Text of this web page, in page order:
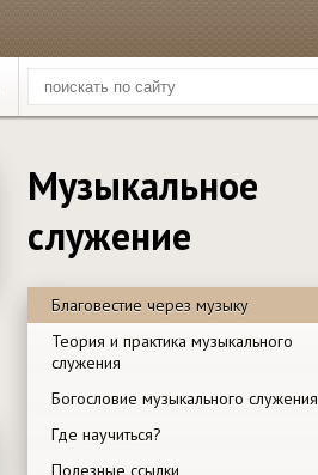
Музыкальное
служение
Благовестие через музыку
Теория и практика музыкального
служения
Богословие музыкального служения
Где научиться?
Полезные ссылки